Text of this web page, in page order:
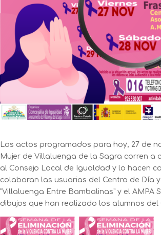
Los actos programados para hoy, 27 de
Mujer de Villaluenga de la Sagra corren
al Consejo Local de Igualdad y lo hacen
colaboran las usuarias del Centro de Día
“Villaluenga Entre Bambalinas” y el
dibujos que han realizado los alumnos del